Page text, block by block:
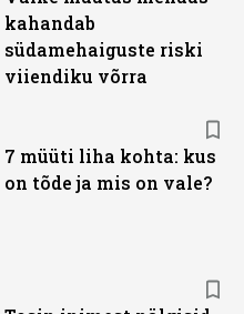
kahandab
südamehaiguste riski
viiendiku võrra
7 müüti liha kohta: kus
on tõde ja mis on vale?